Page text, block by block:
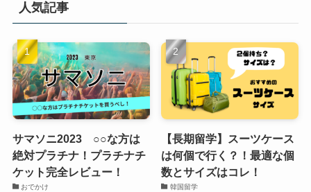
人気記事
サマソニ2023 ○○な方は
絶対プラチナ！プラチナチ
ケット完全レビュー！
おでかけ
【長期留学】スーツケース
は何個で行く？！最適な個
数とサイズはコレ！
韓国留学